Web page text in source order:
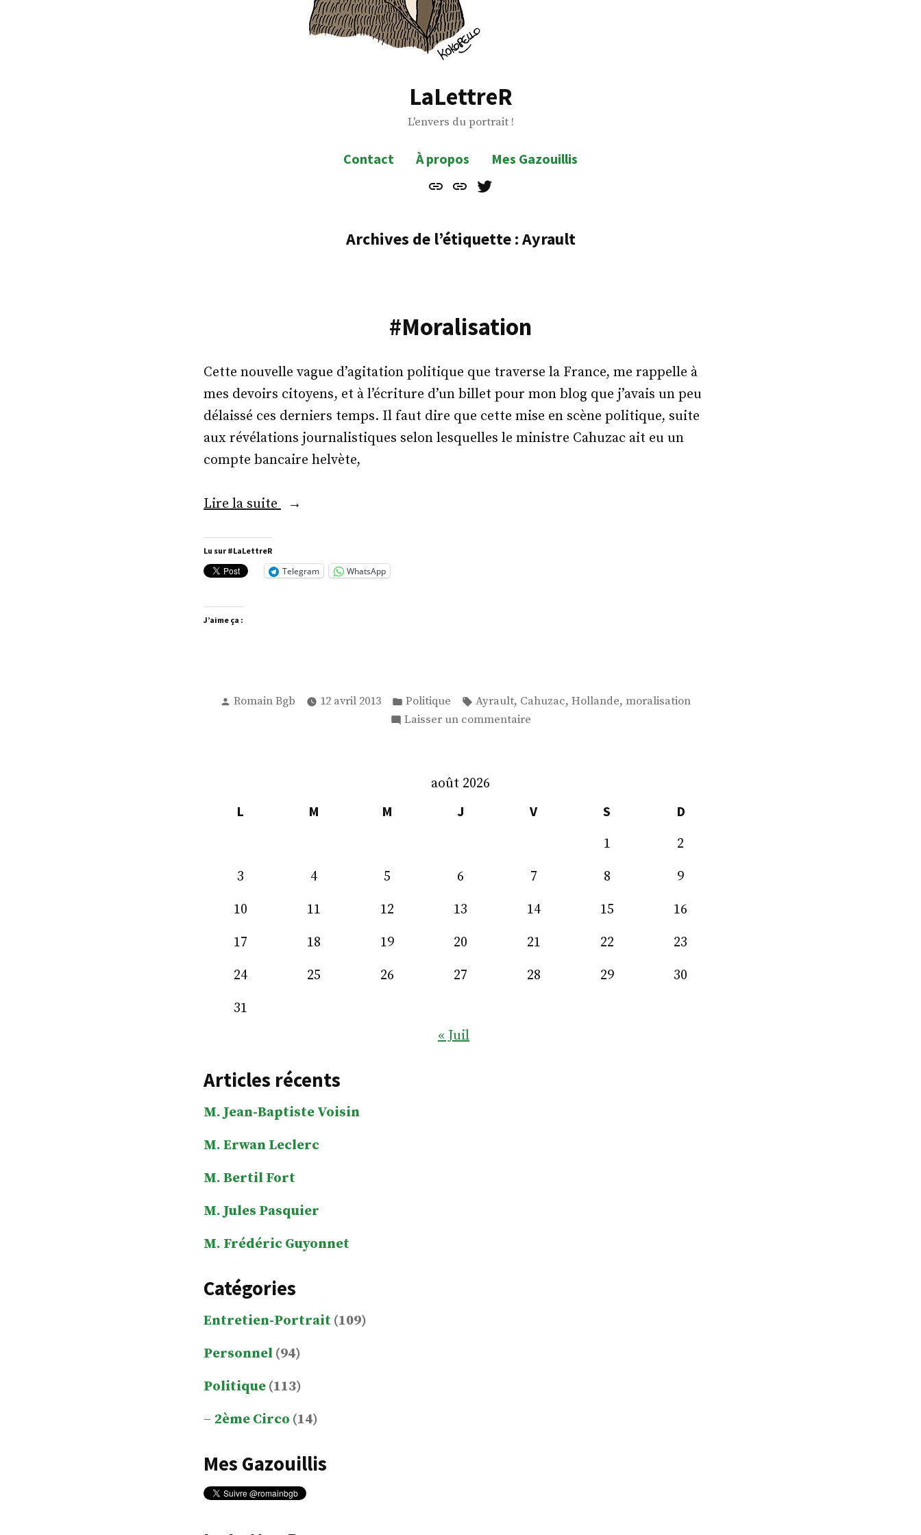
LaLettreR
L'envers du portrait !
Contact À propos
Mes Gazouillis
Contact
À
Mes
Archives de l’étiquette :Ayrault
#Moralisation
Cette nouvelle vague d’agitation politique que traverse la France, me rappelle à
mes devoirs citoyens, et à l’écriture d’un billet pour mon blog que j’avais un peu
délaissé ces derniers temps. Il faut dire que cette mise en scène politique, suite
aux révélations journalistiques selon lesquelles le ministre Cahuzac ait eu un
compte bancaire helvète,
Lire la suite « #Moralisation »
Lu sur #LaLettreR
Telegram WhatsApp
J’aime ça :
Publié
Romain Bgb 12 avril 2013
Publié
dans
Politique Étiquettes :
Ayrault, Cahuzac, Hollande, moralisation
Laisser un commentairesur
août 2026
L
M M J V S
D
1
2
3
4 5 6 7 8
9
10
11 12 13 14 15
16
17
18 19 20 21 22
23
24
25 26 27 28 29
30
31
« Juil
Articles récents
M. Jean-Baptiste Voisin
M. Erwan Leclerc
M. Bertil Fort
M. Jules Pasquier
M. Frédéric Guyonnet
Catégories
Entretien-Portrait (109)
Personnel (94)
Politique (113)
2ème Circo (14)
Mes Gazouillis